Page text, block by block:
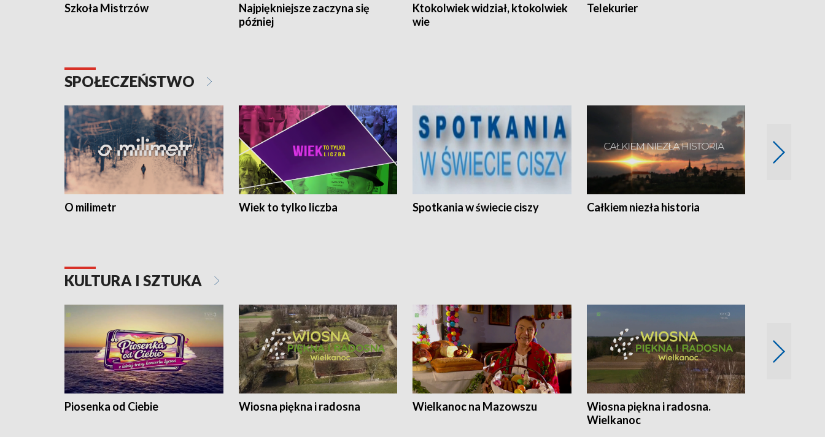
Szkoła Mistrzów
Najpiękniejsze zaczyna się
później
Ktokolwiek widział, ktokolwiek
wie
Telekurier
SPOŁECZEŃSTWO
O milimetr Wiek to tylko liczba Spotkania w świecie ciszy Całkiem niezła historia
KULTURA I SZTUKA
Piosenka od Ciebie Wiosna piękna i radosna Wielkanoc na Mazowszu
Wiosna piękna i radosna.
Wielkanoc